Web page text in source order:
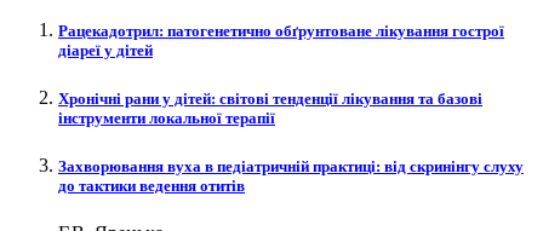
Рацекадотрил: патогенетично обґрунтоване лікування гострої
діареї у дітей
Хронічні рани у дітей: світові тенденції лікування та базові
інструменти локальної терапії
Захворювання вуха в педіатричній практиці: від скринінгу слуху
до тактики ведення отитів